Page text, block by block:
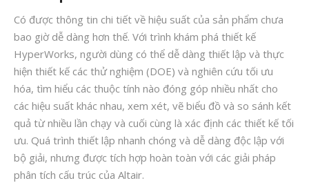
Có được thông tin chi tiết về hiệu suất của sản phẩm chưa
bao giờ dễ dàng hơn thế. Với trình khám phá thiết kế
HyperWorks, người dùng có thể dễ dàng thiết lập và thực
hiện thiết kế các thử nghiệm (DOE) và nghiên cứu tối ưu
hóa, tìm hiểu các thuộc tính nào đóng góp nhiều nhất cho
các hiệu suất khác nhau, xem xét, vẽ biểu đồ và so sánh kết
quả từ nhiều lần chạy và cuối cùng là xác định các thiết kế tối
ưu. Quá trình thiết lập nhanh chóng và dễ dàng độc lập với
bộ giải, nhưng được tích hợp hoàn toàn với các giải pháp
phân tích cấu trúc của Altair.